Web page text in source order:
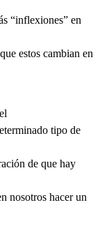
“inflexiones” en
estos cambian en
tipo de
de que hay
nosotros hacer un